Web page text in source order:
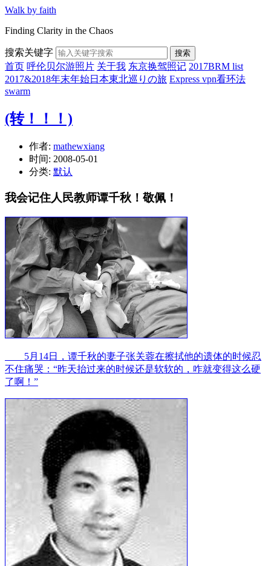
Walk by faith
Finding Clarity in the Chaos
搜索关键字 搜索
首页 呼伦贝尔游照片 关于我 东京换驾照记 2017BRM list
2017&2018年末年始日本東北巡りの旅 Express vpn看环法
swarm
(转！！！)
作者: mathewxiang
时间: 2008-05-01
分类: 默认
我会记住人民教师谭千秋！敬佩！
5月14日，谭千秋的妻子张关蓉在擦拭他的遗体的时候忍
不住痛哭：“昨天抬过来的时候还是软软的，咋就变得这么硬
了啊！”